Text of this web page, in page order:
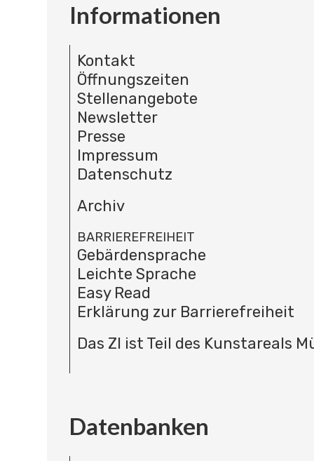
Informationen
Kontakt
Öffnungszeiten
Stellenangebote
Newsletter
Presse
Impressum
Datenschutz
Archiv
BARRIEREFREIHEIT
Gebärdensprache
Leichte Sprache
Easy Read
Erklärung zur Barrierefreiheit
Das ZI ist Teil des Kunstareals
Datenbanken